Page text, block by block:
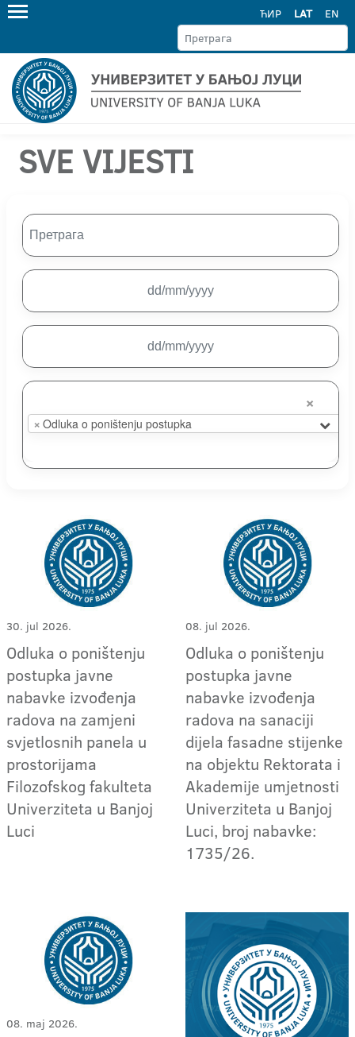
ЋИР LAT EN
SVE VIJESTI
×
× Odluka o poništenju postupka
30. jul 2026.
Odluka o poništenju
postupka javne
nabavke izvođenja
radova na zamjeni
svjetlosnih panela u
prostorijama
Filozofskog fakulteta
Univerziteta u Banjoj
Luci
08. jul 2026.
Odluka o poništenju
postupka javne
nabavke izvođenja
radova na sanaciji
dijela fasadne stijenke
na objektu Rektorata i
Akademije umjetnosti
Univerziteta u Banjoj
Luci, broj nabavke:
1735/26.
08. maj 2026.